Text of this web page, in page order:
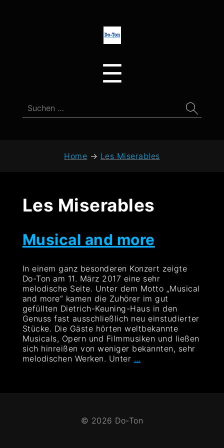
Do-
Ton
☰
Suchen
nach:
Home → Les Miserables
Les Miserables
Musical and more
In einem ganz besonderen Konzert zeigte
Do-Ton am 11. März 2017 eine sehr
melodische Seite. Unter dem Motto „Musical
and more“ kamen die Zuhörer im gut
gefüllten Dietrich-Keuning-Haus in den
Genuss fast ausschließlich neu einstudierter
Stücke. Die Gäste hörten weltbekannte
Musicals, Opern und Filmmusiken und ließen
sich hinreißen von weniger bekannten, sehr
melodischen Werken. Unter …
© 2026 Do-Ton